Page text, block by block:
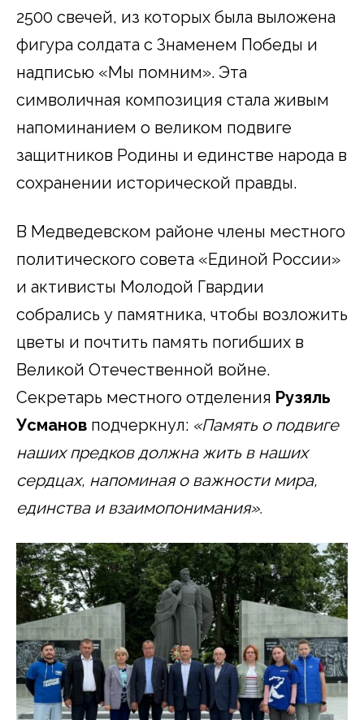
2500 свечей, из которых была выложена
фигура солдата с Знаменем Победы и
надписью «Мы помним». Эта
символичная композиция стала живым
напоминанием о великом подвиге
защитников Родины и единстве народа в
сохранении исторической правды.
В Медведевском районе члены местного
политического совета «Единой России»
и активисты Молодой Гвардии
собрались у памятника, чтобы возложить
цветы и почтить память погибших в
Великой Отечественной войне.
Секретарь местного отделения Рузяль
Усманов подчеркнул: «Память о подвиге
наших предков должна жить в наших
сердцах, напоминая о важности мира,
единства и взаимопонимания».